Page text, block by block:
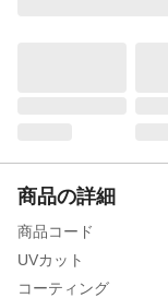
商品の詳細
商品コード
UVカット
コーティング